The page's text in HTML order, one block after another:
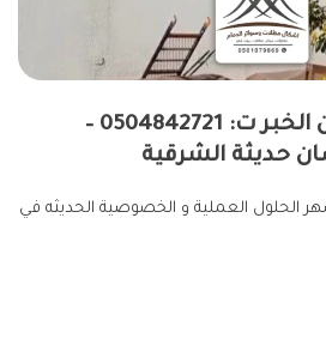
تركيب سواتر لكسان الخبر ت: 0504842721 –
حديثة الشرقية
الحلول العملية و الخصوصية الحديثه في